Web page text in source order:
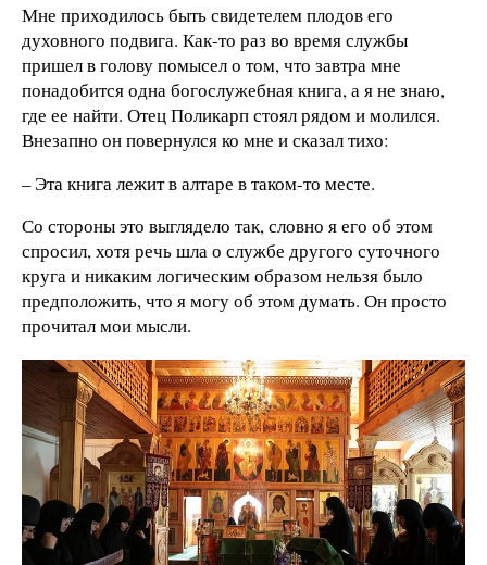
Мне приходилось быть свидетелем плодов его
духовного подвига. Как-то раз во время службы
пришел в голову помысел о том, что завтра мне
понадобится одна богослужебная книга, а я не знаю,
где ее найти. Отец Поликарп стоял рядом и молился.
Внезапно он повернулся ко мне и сказал тихо:
– Эта книга лежит в алтаре в таком-то месте.
Со стороны это выглядело так, словно я его об этом
спросил, хотя речь шла о службе другого суточного
круга и никаким логическим образом нельзя было
предположить, что я могу об этом думать. Он просто
прочитал мои мысли.